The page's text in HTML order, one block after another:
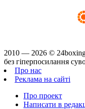
2010 — 2026 ©
без гіперпосилання
Про нас
Реклама на сайті
Про проект
Написати в